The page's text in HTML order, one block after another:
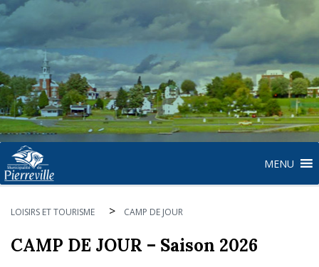
MENU
LOISIRS ET TOURISME > CAMP DE JOUR
CAMP DE JOUR – Saison 2026